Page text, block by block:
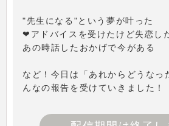
"先生になる"という夢が叶った
❤アドバイスを受けたけど失恋し
あの時話したおかげで今がある
など！今日は「あれからどうなっ
んなの報告を受けていきました！